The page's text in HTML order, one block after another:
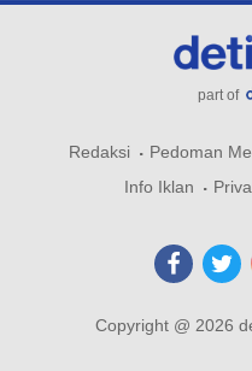
part of
Redaksi Pedoman
Info Iklan
Copyright @ 2026